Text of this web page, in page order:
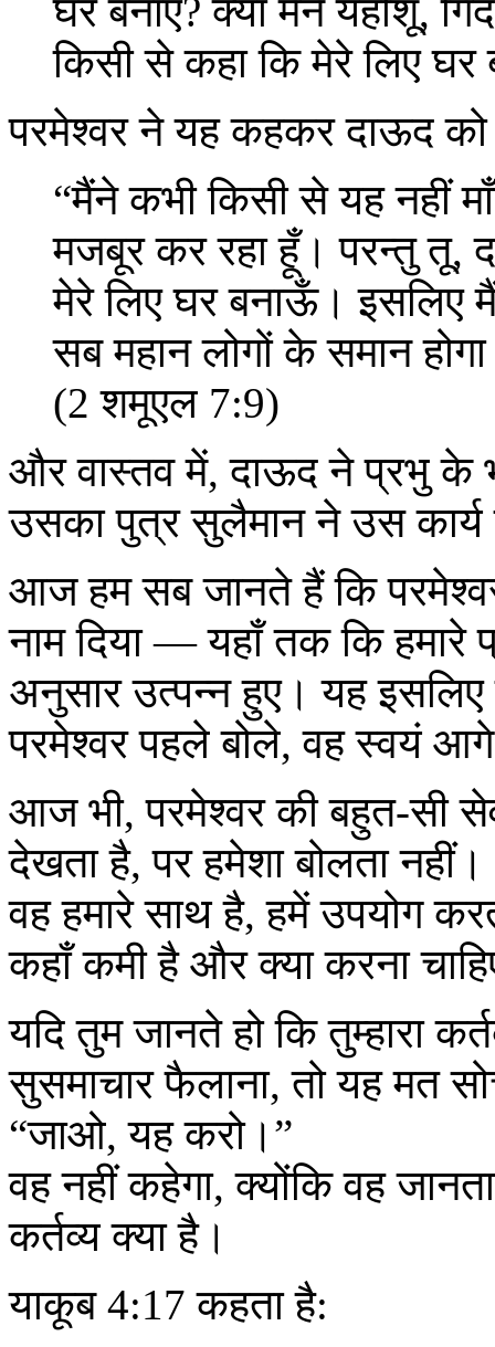
घर बनाए? क्या मैंने यहोशू,
किसी से कहा कि मेरे लिए
परमेश्वर ने यह कहकर दाऊद
“मैंने कभी किसी से यह नहीं
मजबूर कर रहा हूँ। परन्तु तू,
मेरे लिए घर बनाऊँ। इसलिए
सब महान लोगों के समान
(2 शमूएल 7:9)
और वास्तव में, दाऊद ने प्रभु के
उसका पुत्र सुलैमान ने उस कार्य
आज हम सब जानते हैं कि
नाम दिया — यहाँ तक कि
अनुसार उत्पन्न हुए। यह इसलिए
परमेश्वर पहले बोले, वह स्वयं
आज भी, परमेश्वर की बहुत-सी
देखता है, पर हमेशा बोलता नहीं।
वह हमारे साथ है, हमें उपयोग
कहाँ कमी है और क्या करना
यदि तुम जानते हो कि तुम्हारा
सुसमाचार फैलाना, तो यह मत
“जाओ, यह करो।”
वह नहीं कहेगा, क्योंकि वह
कर्तव्य क्या है।
याकूब 4:17 कहता है: